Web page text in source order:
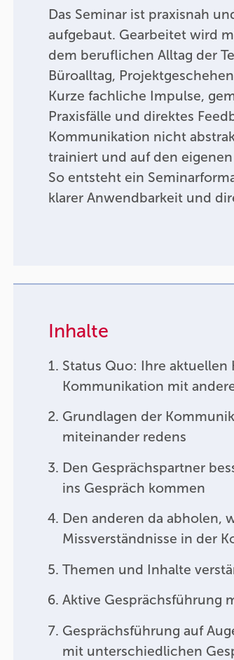
Das Seminar ist praxisnah
aufgebaut. Gearbeitet wird
dem beruflichen Alltag der
Büroalltag,
Kurze fachliche Impulse,
Praxisfälle und direktes
Kommunikation nicht
trainiert und auf den
So entsteht ein
klarer Anwendbarkeit und
Inhalte
Status Quo: Ihre
Kommunikation mit
Grundlagen der
miteinander redens
Den Gesprächspartner
ins Gespräch kommen
Den anderen da abholen,
Missverständnisse in der
Themen und Inhalte
Aktive Gesprächsführung
Gesprächsführung auf
mit unterschiedlichen